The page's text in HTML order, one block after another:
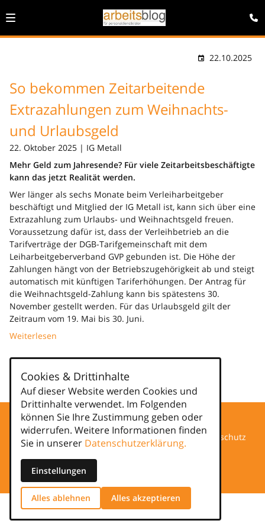
22.10.2025
So bekommen Zeitarbeitende
Extrazahlungen zum Weihnachts-
und Urlaubsgeld
22. Oktober 2025 | IG Metall
Mehr Geld zum Jahresende? Für viele Zeitarbeitsbeschäftigte
kann das jetzt Realität werden.
Wer länger als sechs Monate beim Verleiharbeitgeber
beschäftigt und Mitglied der IG Metall ist, kann sich über eine
Extrazahlung zum Urlaubs- und Weihnachtsgeld freuen.
Voraussetzung dafür ist, dass der Verleihbetrieb an die
Tarifverträge der DGB-Tarifgemeinschaft mit dem
Leiharbeitgeberverband GVP gebunden ist. Die Höhe der
Zahlungen hängt von der Betriebszugehörigkeit ab und steigt
automatisch mit künftigen Tariferhöhungen. Der Antrag für
die Weihnachtsgeld-Zahlung kann bis spätestens 30.
November gestellt werden. Für das Urlaubsgeld gilt der
Zeitraum vom 19. Mai bis 30. Juni.
Weiterlesen
Kategorien
news
Datenschutz
Impressum
Cookies & Drittinhalte
Auf dieser Website werden Cookies und
Drittinhalte verwendet. Im Folgenden
können Sie Ihre Zustimmung geben oder
widerrufen. Weitere Informationen finden
Sie in unserer Datenschutzerklärung.
Einstellungen
Alles ablehnen Alles akzeptieren